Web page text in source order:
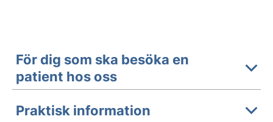
För dig som ska besöka en
patient hos oss
Praktisk information